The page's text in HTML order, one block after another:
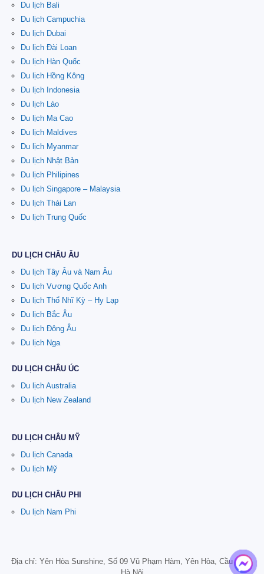
Du lịch Bali
Du lịch Campuchia
Du lịch Dubai
Du lịch Đài Loan
Du lịch Hàn Quốc
Du lịch Hồng Kông
Du lịch Indonesia
Du lịch Lào
Du lịch Ma Cao
Du lịch Maldives
Du lịch Myanmar
Du lịch Nhật Bản
Du lịch Philipines
Du lịch Singapore – Malaysia
Du lịch Thái Lan
Du lịch Trung Quốc
DU LỊCH CHÂU ÂU
Du lịch Tây Âu và Nam Âu
Du lịch Vương Quốc Anh
Du lịch Thổ Nhĩ Kỳ – Hy Lạp
Du lịch Bắc Âu
Du lịch Đông Âu
Du lịch Nga
DU LỊCH CHÂU ÚC
Du lịch Australia
Du lịch New Zealand
DU LỊCH CHÂU MỸ
Du lịch Canada
Du lịch Mỹ
DU LỊCH CHÂU PHI
Du lịch Nam Phi
Địa chỉ: Yên Hòa Sunshine, Số 09 Vũ Phạm Hàm, Yên Hòa, Cầu Giấy,